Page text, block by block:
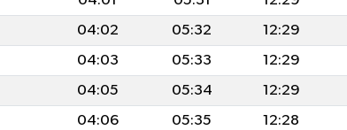
04:02 05:32 12:29
04:03 05:33 12:29
04:05 05:34 12:29
04:06 05:35 12:28